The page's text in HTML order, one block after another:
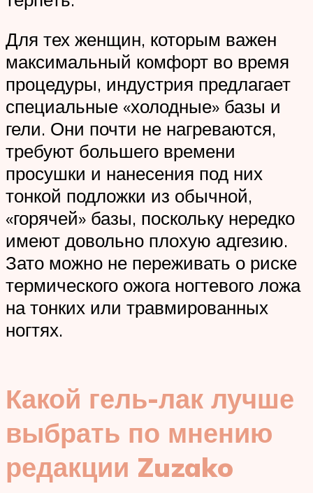
Для тех женщин, которым важен
максимальный комфорт во время
процедуры, индустрия предлагает
специальные «холодные» базы и
гели. Они почти не нагреваются,
требуют большего времени
просушки и нанесения под них
тонкой подложки из обычной,
«горячей» базы, поскольку нередко
имеют довольно плохую адгезию.
Зато можно не переживать о риске
термического ожога ногтевого ложа
на тонких или травмированных
ногтях.
Какой гель-лак лучше
выбрать по мнению
редакции Zuzako